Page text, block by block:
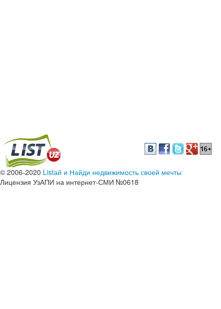
© 2006-2020 Listай и Найди недвижимость своей мечты
Лицензия УзАПИ на интернет-СМИ №0618